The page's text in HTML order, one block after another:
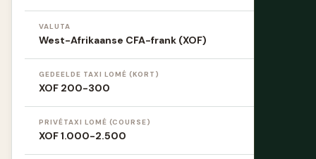
VALUTA
West-Afrikaanse CFA-frank (XOF)
GEDEELDE TAXI LOMÉ (KORT)
XOF 200-300
PRIVÉTAXI LOMÉ (COURSE)
XOF 1.000-2.500